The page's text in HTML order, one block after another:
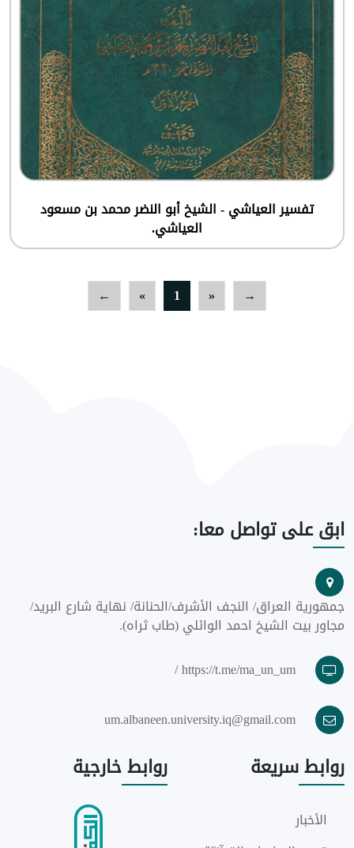
تفسير العياشي - الشيخ أبو النضر محمد بن مسعود
العياشي.
→
«
1
»
←
ابقعلى تواصل معا:
جمهورية العراق/ النجف الأشرف/الحنانة/ نهاية شارع البريد/
مجاور بيت الشيخ احمد الوائلي (طاب ثراه).
https://t.me/ma_un_um /
um.albaneen.university.iq@gmail.com
روابطسريعة
الأخبار
روابطخارجية